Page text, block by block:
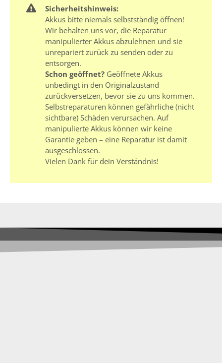
Sicherheitshinweis:
Akkus bitte niemals selbstständig öffnen!
Wir behalten uns vor, die Reparatur
manipulierter Akkus abzulehnen und sie
unrepariert zurück zu senden oder zu
entsorgen.
Schon geöffnet? Geöffnete Akkus
unbedingt in den Originalzustand
zurückversetzen, bevor sie zu uns kommen.
Selbstreparaturen können gefährliche (nicht
sichtbare) Schäden verursachen. Auf
manipulierte Akkus können wir keine
Garantie geben – eine Reparatur ist damit
ausgeschlossen.
Vielen Dank für dein Verständnis!